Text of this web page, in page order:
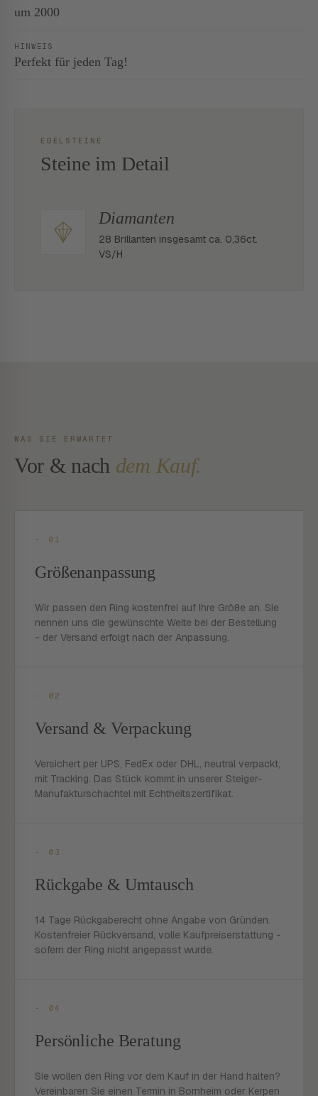
um 2000
HINWEIS
Perfekt für jeden Tag!
EDELSTEINE
Steine im Detail
Diamanten
28 Brillanten insgesamt ca. 0,36ct.
VS/H
WAS SIE ERWARTET
Vor & nach dem Kauf.
- 01
Größenanpassung
Wir passen den Ring kostenfrei auf Ihre Größe an. Sie
nennen uns die gewünschte Weite bei der Bestellung
- der Versand erfolgt nach der Anpassung.
- 02
Versand & Verpackung
Versichert per UPS, FedEx oder DHL, neutral verpackt,
mit Tracking. Das Stück kommt in unserer Steiger-
Manufakturschachtel mit Echtheitszertifikat.
- 03
Rückgabe & Umtausch
14 Tage Rückgaberecht ohne Angabe von Gründen.
Kostenfreier Rückversand, volle Kaufpreiserstattung -
sofern der Ring nicht angepasst wurde.
- 04
Persönliche Beratung
Sie wollen den Ring vor dem Kauf in der Hand halten?
Vereinbaren Sie einen Termin in Bornheim oder Kerpen